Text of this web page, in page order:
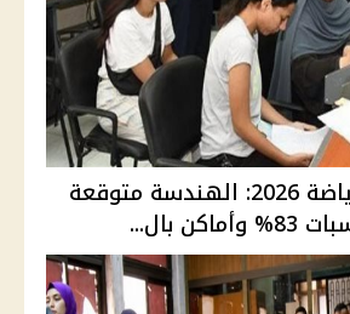
تنسيق علمي رياضة 2026: الهندسة متوقعة